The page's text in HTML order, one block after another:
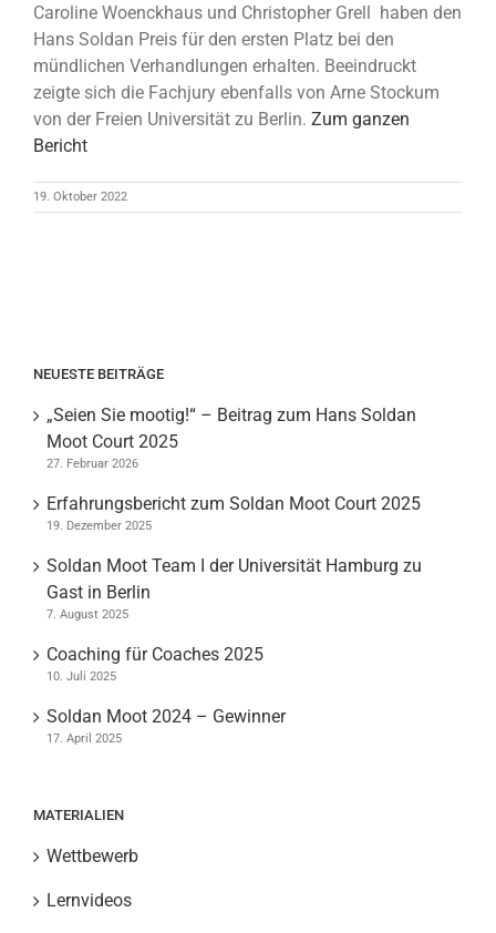
Caroline Woenckhaus und Christopher Grell haben den
Hans Soldan Preis für den ersten Platz bei den
mündlichen Verhandlungen erhalten. Beeindruckt
zeigte sich die Fachjury ebenfalls von Arne Stockum
von der Freien Universität zu Berlin. Zum ganzen
Bericht
19. Oktober 2022
NEUESTE BEITRÄGE
„Seien Sie mootig!“ – Beitrag zum Hans Soldan
Moot Court 2025
27. Februar 2026
Erfahrungsbericht zum Soldan Moot Court 2025
19. Dezember 2025
Soldan Moot Team I der Universität Hamburg zu
Gast in Berlin
7. August 2025
Coaching für Coaches 2025
10. Juli 2025
Soldan Moot 2024 – Gewinner
17. April 2025
MATERIALIEN
Wettbewerb
Lernvideos